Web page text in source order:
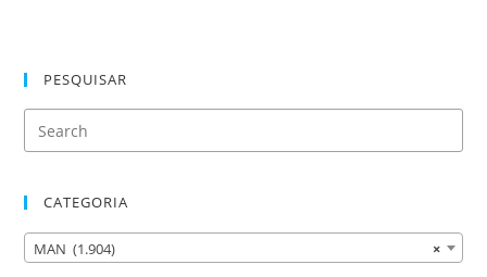
PESQUISAR
CATEGORIA
×
MAN (1.904)